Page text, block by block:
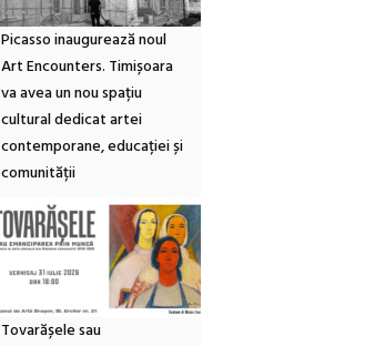
Picasso inaugurează noul
Art Encounters. Timișoara
va avea un nou spațiu
cultural dedicat artei
contemporane, educației și
comunității
Tovarășele sau